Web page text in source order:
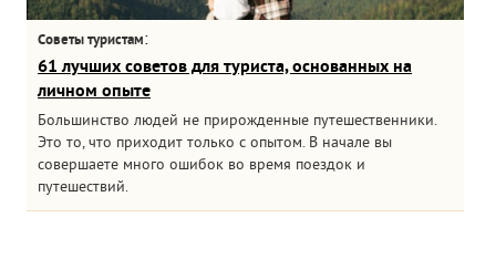
Советы туристам:
61 лучших советов для туриста, основанных на
личном опыте
Большинство людей не прирожденные путешественники.
Это то, что приходит только с опытом. В начале вы
совершаете много ошибок во время поездок и
путешествий.